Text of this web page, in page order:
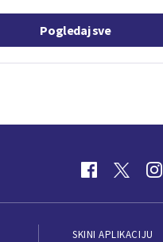
Pogledaj sve
SKINI APLIKACIJU